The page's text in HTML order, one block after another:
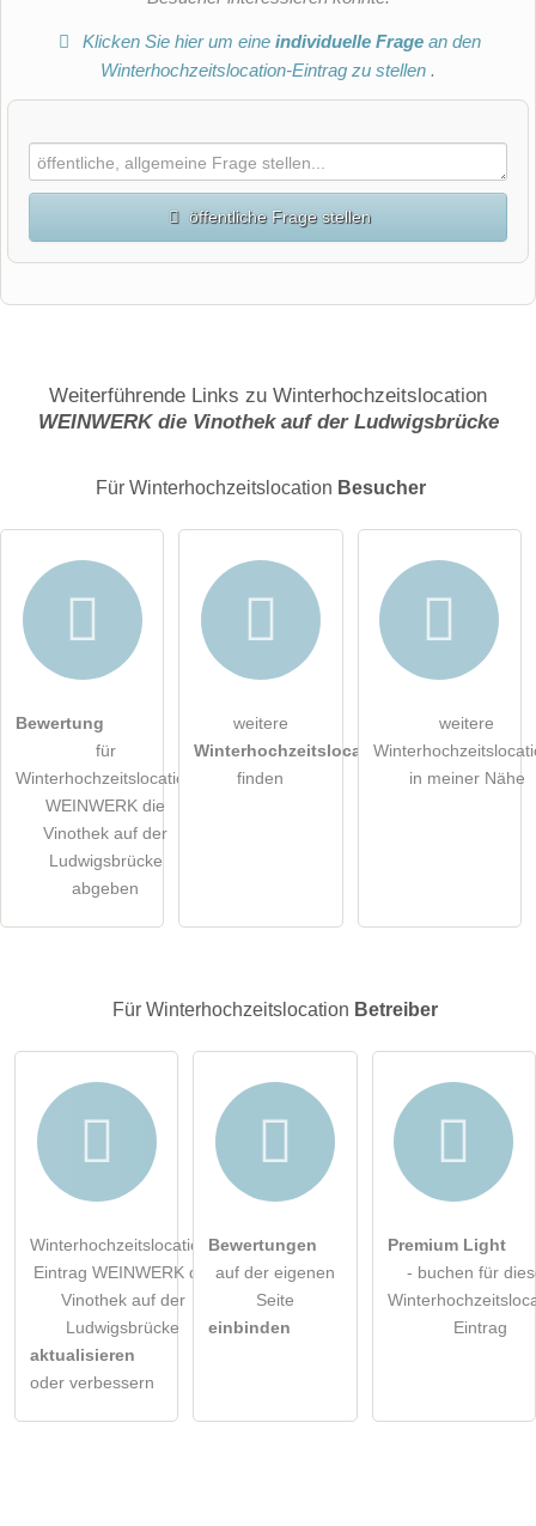
Klicken Sie hier um eineindividuelle Frage an den
Winterhochzeitslocation-Eintrag zu stellen .
öffentliche Frage stellen
E-Mail-Adresse (wird nicht veröffentlicht)
Die Datenschutzerklärung habe ich zur Kenntnis genommen.
öffentliche Frage stellen
Hinweis:Bitte beachten Sie, öffentliche Fragen sind
Besucher sichtbar
Klicken Sie hier um eineindividuelle Fragean den
Weiterführende Links zu Winterhochzeitslocation
WEINWERK die Vinothek auf der Ludwigsbrücke
Für Winterhochzeitslocation Besucher
Bewertung
für
Winterhochzeitslocation
WEINWERK die
Vinothek auf der
Ludwigsbrücke
abgeben
weitere
Winterhochzeitslocations
finden
weitere
in meiner Nähe
Für Winterhochzeitslocation Betreiber
Winterhochzeitslocation-
Eintrag WEINWERK die
Vinothek auf der
Ludwigsbrücke
aktualisieren
oder verbessern
Bewertungen
auf der eigenen
Seite
einbinden
Premium Light
- buchen für
Eintrag